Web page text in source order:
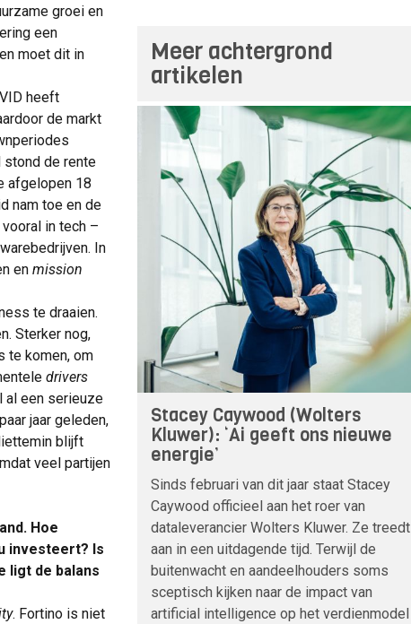
groei en
een
moet dit in
heeft
de markt
stond de rente
afgelopen 18
nam toe en de
in tech –
In
en mission
te draaien.
Sterker nog,
te komen, om
drivers
al een serieuze
jaar geleden,
blijft
veel partijen
Hoe
investeert? Is
ligt de balans
. Fortino is niet
Meer achtergrond
artikelen
Stacey Caywood (Wolters
Kluwer): ‘Ai geeft ons nieuwe
energie’
Sinds februari van dit jaar staat Stacey
Caywood officieel aan het roer van
dataleverancier Wolters Kluwer. Ze treedt
aan in een uitdagende tijd. Terwijl de
buitenwacht en aandeelhouders soms
sceptisch kijken naar de impact van
artificial intelligence op het verdienmodel